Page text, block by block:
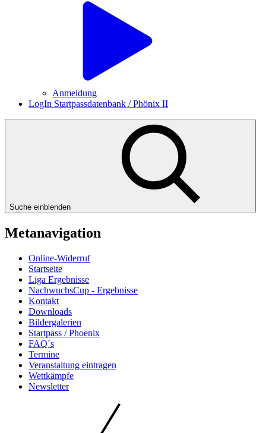
Anmeldung
LogIn Startpassdatenbank / Phönix II
Suche einblenden
Metanavigation
Online-Widerruf
Startseite
Liga Ergebnisse
NachwuchsCup - Ergebnisse
Kontakt
Downloads
Bildergalerien
Startpass / Phoenix
FAQ´s
Termine
Veranstaltung eintragen
Wettkämpfe
Newsletter